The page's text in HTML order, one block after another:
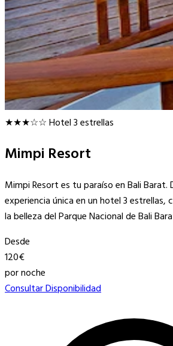
★★★☆☆Hotel 3 estrellas
Mimpi Resort
Mimpi Resort es tu paraíso en Bali Barat.
experiencia única en un hotel 3 estrellas,
la belleza del Parque Nacional de Bali
Desde
120€
por noche
Consultar Disponibilidad